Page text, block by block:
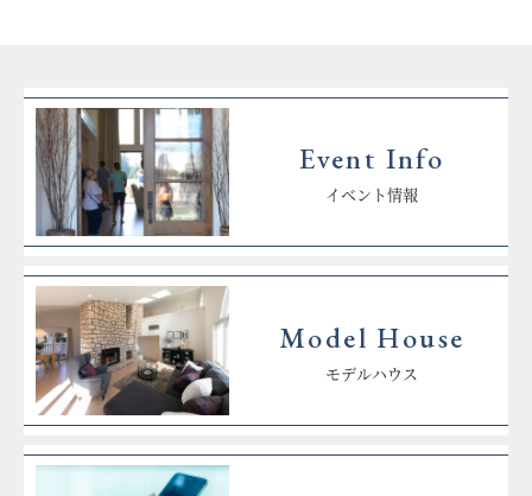
Event Info
イベント情報
Model House
モデルハウス